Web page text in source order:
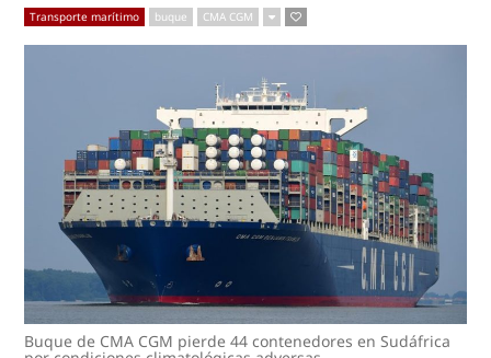
Transporte marítimo buque CMA CGM
Buque de CMA CGM pierde 44 contenedores en Sudáfrica